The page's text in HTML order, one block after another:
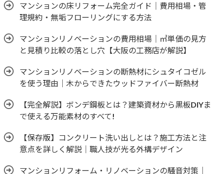
マンションの床リフォーム完全ガイド｜費用相場・管
理規約・無垢フローリングにする方法
マンションリノベーションの費用相場｜㎡単価の見方
と見積り比較の落とし穴【大阪の工務店が解説】
マンションリノベーションの断熱材にシュタイコゼル
を使う理由｜木からできたウッドファイバー断熱材
【完全解説】ボンデ鋼板とは？建築資材から黒板DIYま
で使える万能素材のすべて!
【保存版】コンクリート洗い出しとは？施工方法と注
意点を詳しく解説｜職人技が光る外構デザイン
マンションリフォーム・リノベーションの騒音対策｜